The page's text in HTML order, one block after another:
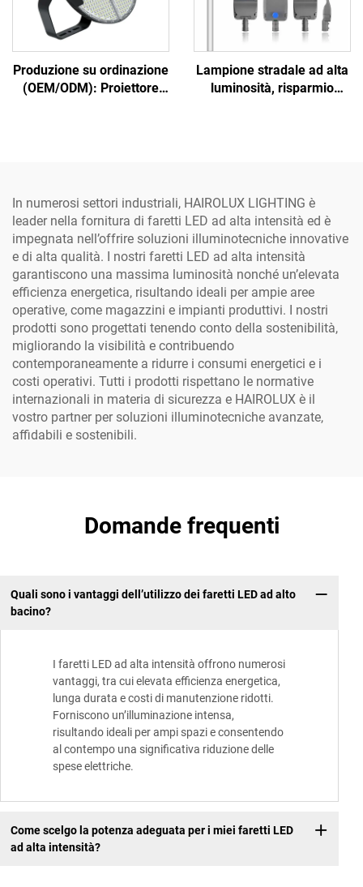
Produzione su ordinazione
(OEM/ODM): Proiettore
calcio
Lampione stradale ad alta
luminosità, risparmio
In numerosi settori industriali, HAIROLUX LIGHTING è
leader nella fornitura di faretti LED ad alta intensità ed è
impegnata nell’offrire soluzioni illuminotecniche innovative
e di alta qualità. I nostri faretti LED ad alta intensità
garantiscono una massima luminosità nonché un’elevata
efficienza energetica, risultando ideali per ampie aree
operative, come magazzini e impianti produttivi. I nostri
prodotti sono progettati tenendo conto della sostenibilità,
migliorando la visibilità e contribuendo
contemporaneamente a ridurre i consumi energetici e i
costi operativi. Tutti i prodotti rispettano le normative
internazionali in materia di sicurezza e HAIROLUX è il
vostro partner per soluzioni illuminotecniche avanzate,
affidabili e sostenibili.
Domande frequenti
Quali sono i vantaggi dell’utilizzo dei faretti LED ad alto
bacino?
I faretti LED ad alta intensità offrono numerosi
vantaggi, tra cui elevata efficienza energetica,
lunga durata e costi di manutenzione ridotti.
Forniscono un’illuminazione intensa,
risultando ideali per ampi spazi e consentendo
al contempo una significativa riduzione delle
spese elettriche.
Come scelgo la potenza adeguata per i miei faretti LED
ad alta intensità?